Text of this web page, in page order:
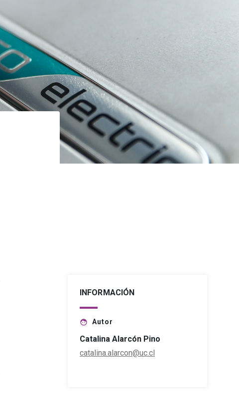
INFORMACIÓN
face Autor
Catalina Alarcón Pino
catalina.alarcon@uc.cl